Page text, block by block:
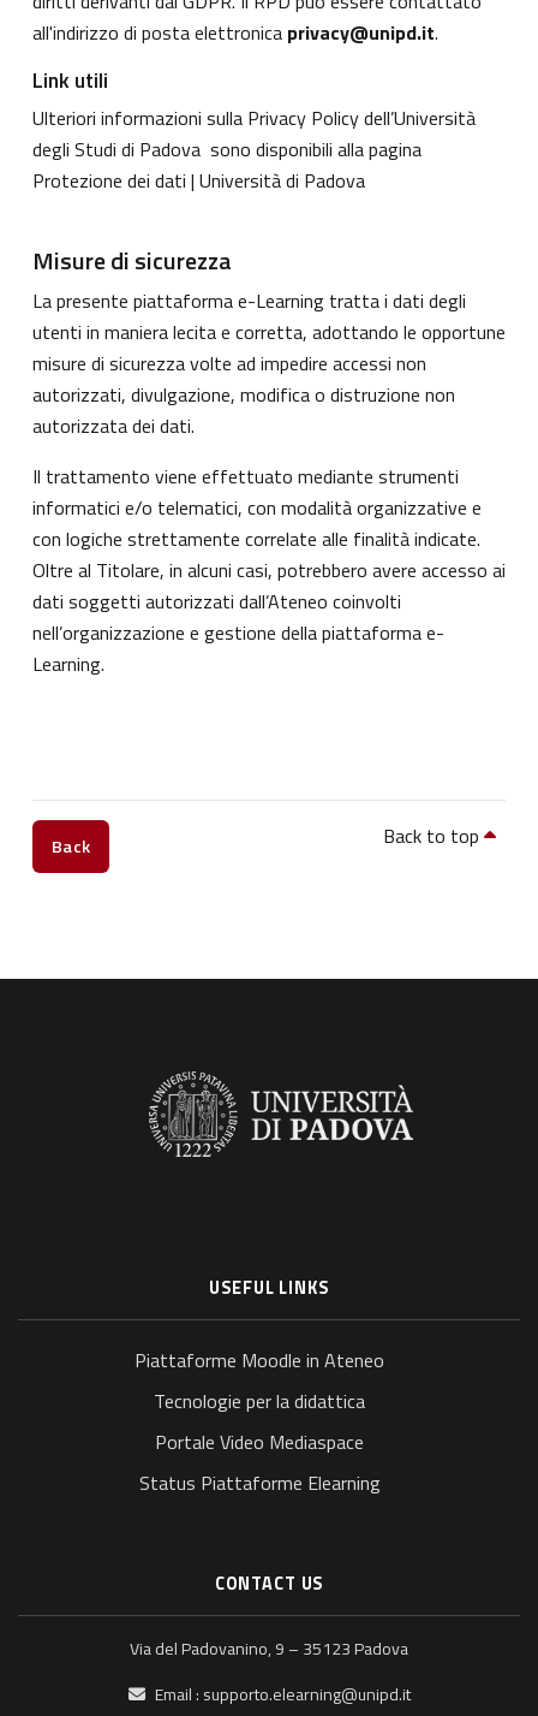
all'indirizzo di posta elettronica privacy@unipd.it.
Link utili
Ulteriori informazioni sulla Privacy Policy dell’Università
degli Studi di Padova sono disponibili alla pagina
Protezione dei dati | Università di Padova
Misure di sicurezza
La presente piattaforma e-Learning tratta i dati degli
utenti in maniera lecita e corretta, adottando le opportune
misure di sicurezza volte ad impedire accessi non
autorizzati, divulgazione, modifica o distruzione non
autorizzata dei dati.
Il trattamento viene effettuato mediante strumenti
informatici e/o telematici, con modalità organizzative e
con logiche strettamente correlate alle finalità indicate.
Oltre al Titolare, in alcuni casi, potrebbero avere accesso ai
dati soggetti autorizzati dall’Ateneo coinvolti
nell’organizzazione e gestione della piattaforma e-
Learning.
Back Back to top
USEFUL LINKS
Piattaforme Moodle in Ateneo
Tecnologie per la didattica
Portale Video Mediaspace
Status Piattaforme Elearning
CONTACT US
Via del Padovanino, 9 – 35123 Padova
Email : supporto.elearning@unipd.it